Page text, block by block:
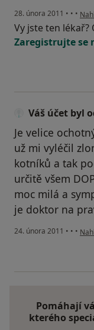
28. února 2011 • • •
Vy jste ten
Zaregistrujte se
Váš účet byl
Je velice
už mi vyléčil
kotníků a tak
určitě všem
moc milá a
je doktor na
24. února 2011 • • •
Pomáhají
kterého